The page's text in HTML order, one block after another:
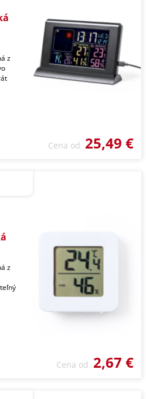
z
Cena od 25,49 €
z
Cena od 2,67 €